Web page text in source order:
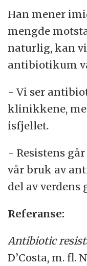
Han mener
mengde
naturlig, kan
antibiotikum
- Vi ser
klinikkene,
isfjellet.
- Resistens
vår bruk av
del av verdens
Referanse:
Antibiotic
D’Costa, m. fl.